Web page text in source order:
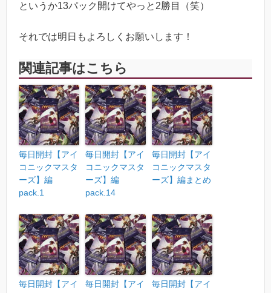
というか13パック開けてやっと2勝目（笑）
それでは明日もよろしくお願いします！
関連記事はこちら
毎日開封【アイ
コニックマスタ
ーズ】編
pack.1
毎日開封【アイ
コニックマスタ
ーズ】編
pack.14
毎日開封【アイ
コニックマスタ
ーズ】編まとめ
毎日開封【アイ
毎日開封【アイ
毎日開封【アイ